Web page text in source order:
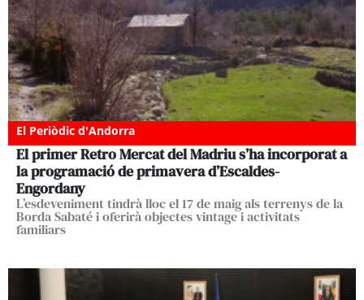
El Periòdic d'Andorra
El primer Retro Mercat del Madriu s’ha incorporat a
la programació de primavera d’Escaldes-
Engordany
L’esdeveniment tindrà lloc el 17 de maig als terrenys de la
Borda Sabaté i oferirà objectes vintage i activitats
familiars